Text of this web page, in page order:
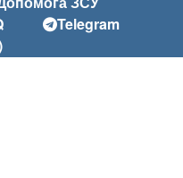
Telegram